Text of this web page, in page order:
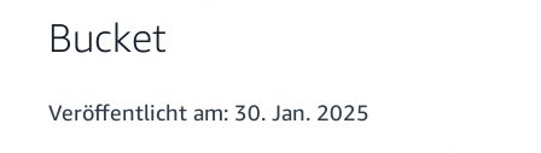
Bucket
Veröffentlicht am: 30. Jan. 2025